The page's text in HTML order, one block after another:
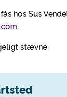
hos Sus
stævne.